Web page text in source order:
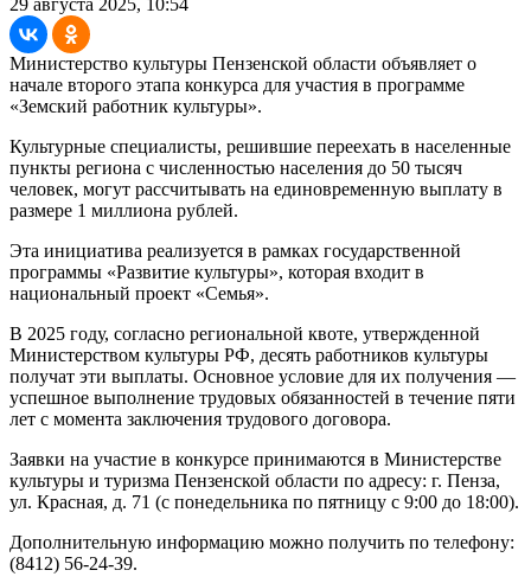
29 августа 2025, 10:54
Министерство культуры Пензенской области объявляет о
начале второго этапа конкурса для участия в программе
«Земский работник культуры».
Культурные специалисты, решившие переехать в населенные
пункты региона с численностью населения до 50 тысяч
человек, могут рассчитывать на единовременную выплату в
размере 1 миллиона рублей.
Эта инициатива реализуется в рамках государственной
программы «Развитие культуры», которая входит в
национальный проект «Семья».
В 2025 году, согласно региональной квоте, утвержденной
Министерством культуры РФ, десять работников культуры
получат эти выплаты. Основное условие для их получения —
успешное выполнение трудовых обязанностей в течение пяти
лет с момента заключения трудового договора.
Заявки на участие в конкурсе принимаются в Министерстве
культуры и туризма Пензенской области по адресу: г. Пенза,
ул. Красная, д. 71 (с понедельника по пятницу с 9:00 до 18:00).
Дополнительную информацию можно получить по телефону:
(8412) 56-24-39.